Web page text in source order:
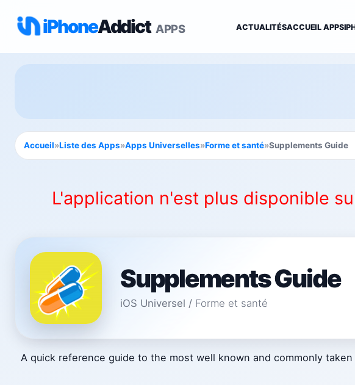
iPhoneAddict APPS ACTUALITÉSACCUEIL APPS
Accueil»Liste des Apps»Apps Universelles»Forme et santé»Supplements Guide
L'application n'est plus disponible
Supplements Guide
iOS Universel / Forme et santé
A quick reference guide to the most well known and commonly